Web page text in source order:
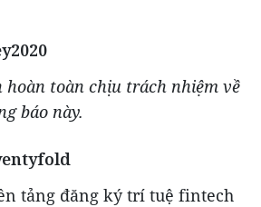
hoàn toàn chịu trách nhiệm về
báo này.
tảng đăng ký trí tuệ fintech